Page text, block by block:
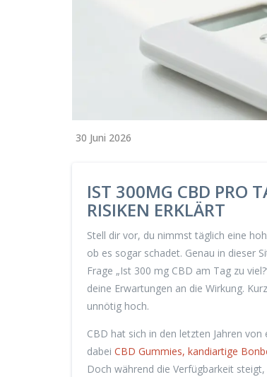
30 Juni 2026
IST 300MG CBD PRO
RISIKEN ERKLÄRT
Stell dir vor, du nimmst täglich eine
ob es sogar schadet. Genau in dieser
Frage „Ist 300 mg CBD am Tag zu
deine Erwartungen an die Wirkung.
unnötig hoch.
CBD hat sich in den letzten Jahren
dabei CBD Gummies, kandiartige
Doch während die Verfügbarkeit